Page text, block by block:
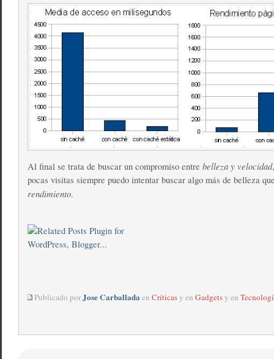
Al final se trata de buscar un compromiso entre belleza y velocidad
pocas visitas siempre puedo intentar buscar algo más de belleza
rendimiento.
Publicado porJose Carballadaen Críticasy en Gadgetsy en